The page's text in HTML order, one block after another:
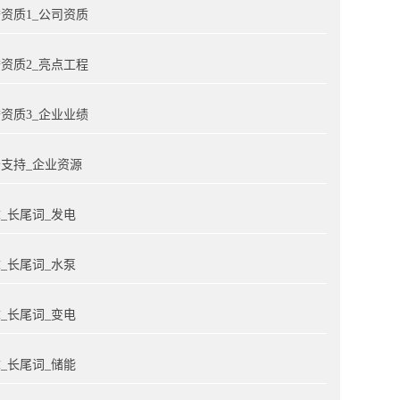
质1_公司资质
质2_亮点工程
质3_企业业绩
持_企业资源
长尾词_发电
长尾词_水泵
长尾词_变电
长尾词_储能